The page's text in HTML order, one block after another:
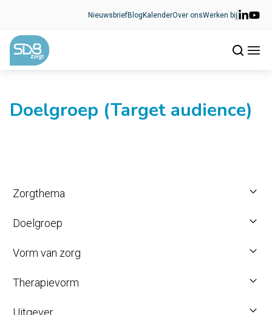
NieuwsbriefBlog KalenderOver onsWerken bij
Doelgroep (Target audience)
Zorgthema
Doelgroep
Vorm van zorg
Therapievorm
Uitgever